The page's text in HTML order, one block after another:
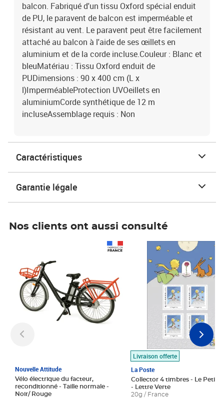
balcon. Fabriqué d'un tissu Oxford spécial enduit
de PU, le paravent de balcon est imperméable et
résistant au vent. Le paravent peut être facilement
attaché au balcon à l'aide de ses œillets en
aluminium et de la corde incluse.Couleur : Blanc et
bleuMatériau : Tissu Oxford enduit de
PUDimensions : 90 x 400 cm (L x
l)ImperméableProtection UVOeillets en
aluminiumCorde synthétique de 12 m
incluseAssemblage requis : Non
Caractéristiques
Garantie légale
Nos clients ont aussi consulté
Nouvelle Attitude
Vélo électrique du facteur,
reconditionné - Taille normale -
Noir/ Rouge
Livraison offerte
La Poste
Collector 4 timbres - Le Petit
- Lettre Verte
20g / France
Prix 7,50€